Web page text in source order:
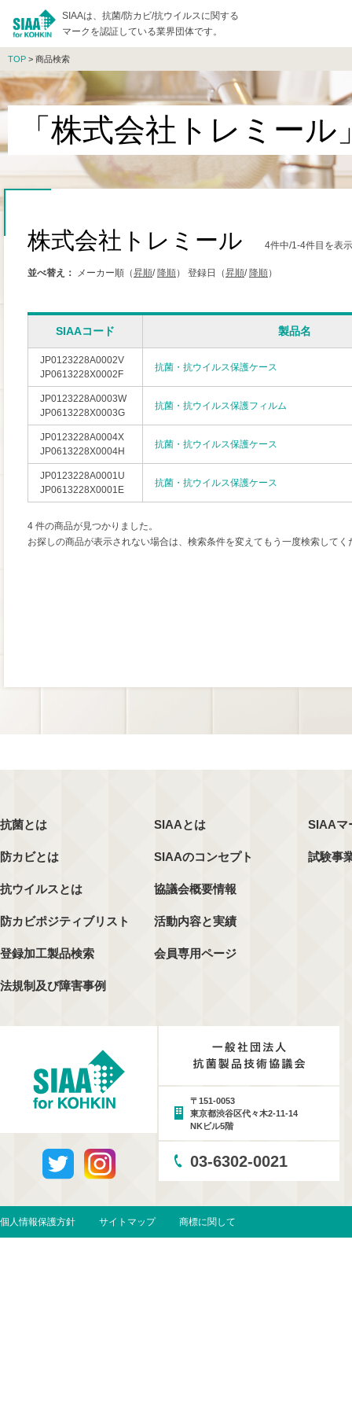
SIAAは、抗菌/防カビ/抗ウイルスに関する
マークを認証している業界団体です。
TOP > 商品検索
「株式会社トレミー
株式会社トレミール 4件中/1-4件目を表
並べ替え： メーカー順（昇順/ 降順） 登録日（昇順/ 降順）
SIAAコード 製品名
JP0123228A0002V
JP0613228X0002F
抗菌・抗ウイルス保護ケース
JP0123228A0003W
JP0613228X0003G
抗菌・抗ウイルス保護フィルム
JP0123228A0004X
JP0613228X0004H
抗菌・抗ウイルス保護ケース
JP0123228A0001U
JP0613228X0001E
抗菌・抗ウイルス保護ケース
4 件の商品が見つかりました。
お探しの商品が表示されない場合は、検索条件を変えてもう一度検索してく
抗菌とは
防カビとは
抗ウイルスとは
防カビポジティブリスト
登録加工製品検索
法規制及び障害事例
SIAAとは
SIAAのコンセプト
協議会概要情報
活動内容と実績
会員専用ページ
SIAAマ
試験事
〒151-0053
東京都渋谷区代々木2-11-14
NKビル5階
03-6302-0021
個人情報保護方針 サイトマップ 商標に関して